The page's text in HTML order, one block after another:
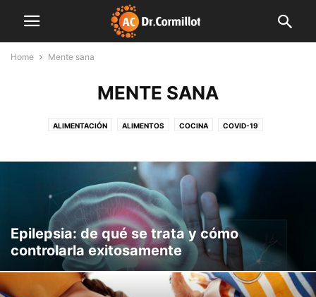
Home Mente sana
MENTE SANA
ALIMENTACIÓN ALIMENTOS COCINA COVID-19
FARMACIA FINDE LIGHT FITNESS INDUSTRIA INNOVACIÓN
LIBRO MENTE SANA
NOTAS DE INTERÉS NUTRICIÓN NUTROPEDIA
PREVENCIÓN PRODUCCIÓN SALUD SIN CATEGORÍA
Epilepsia: de qué se trata y cómo
controlarla exitosamente